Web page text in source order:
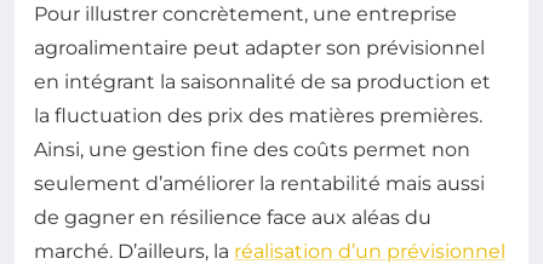
Pour illustrer concrètement, une entreprise
agroalimentaire peut adapter son prévisionnel
en intégrant la saisonnalité de sa production et
la fluctuation des prix des matières premières.
Ainsi, une gestion fine des coûts permet non
seulement d’améliorer la rentabilité mais aussi
de gagner en résilience face aux aléas du
marché. D’ailleurs, la réalisation d’un prévisionnel